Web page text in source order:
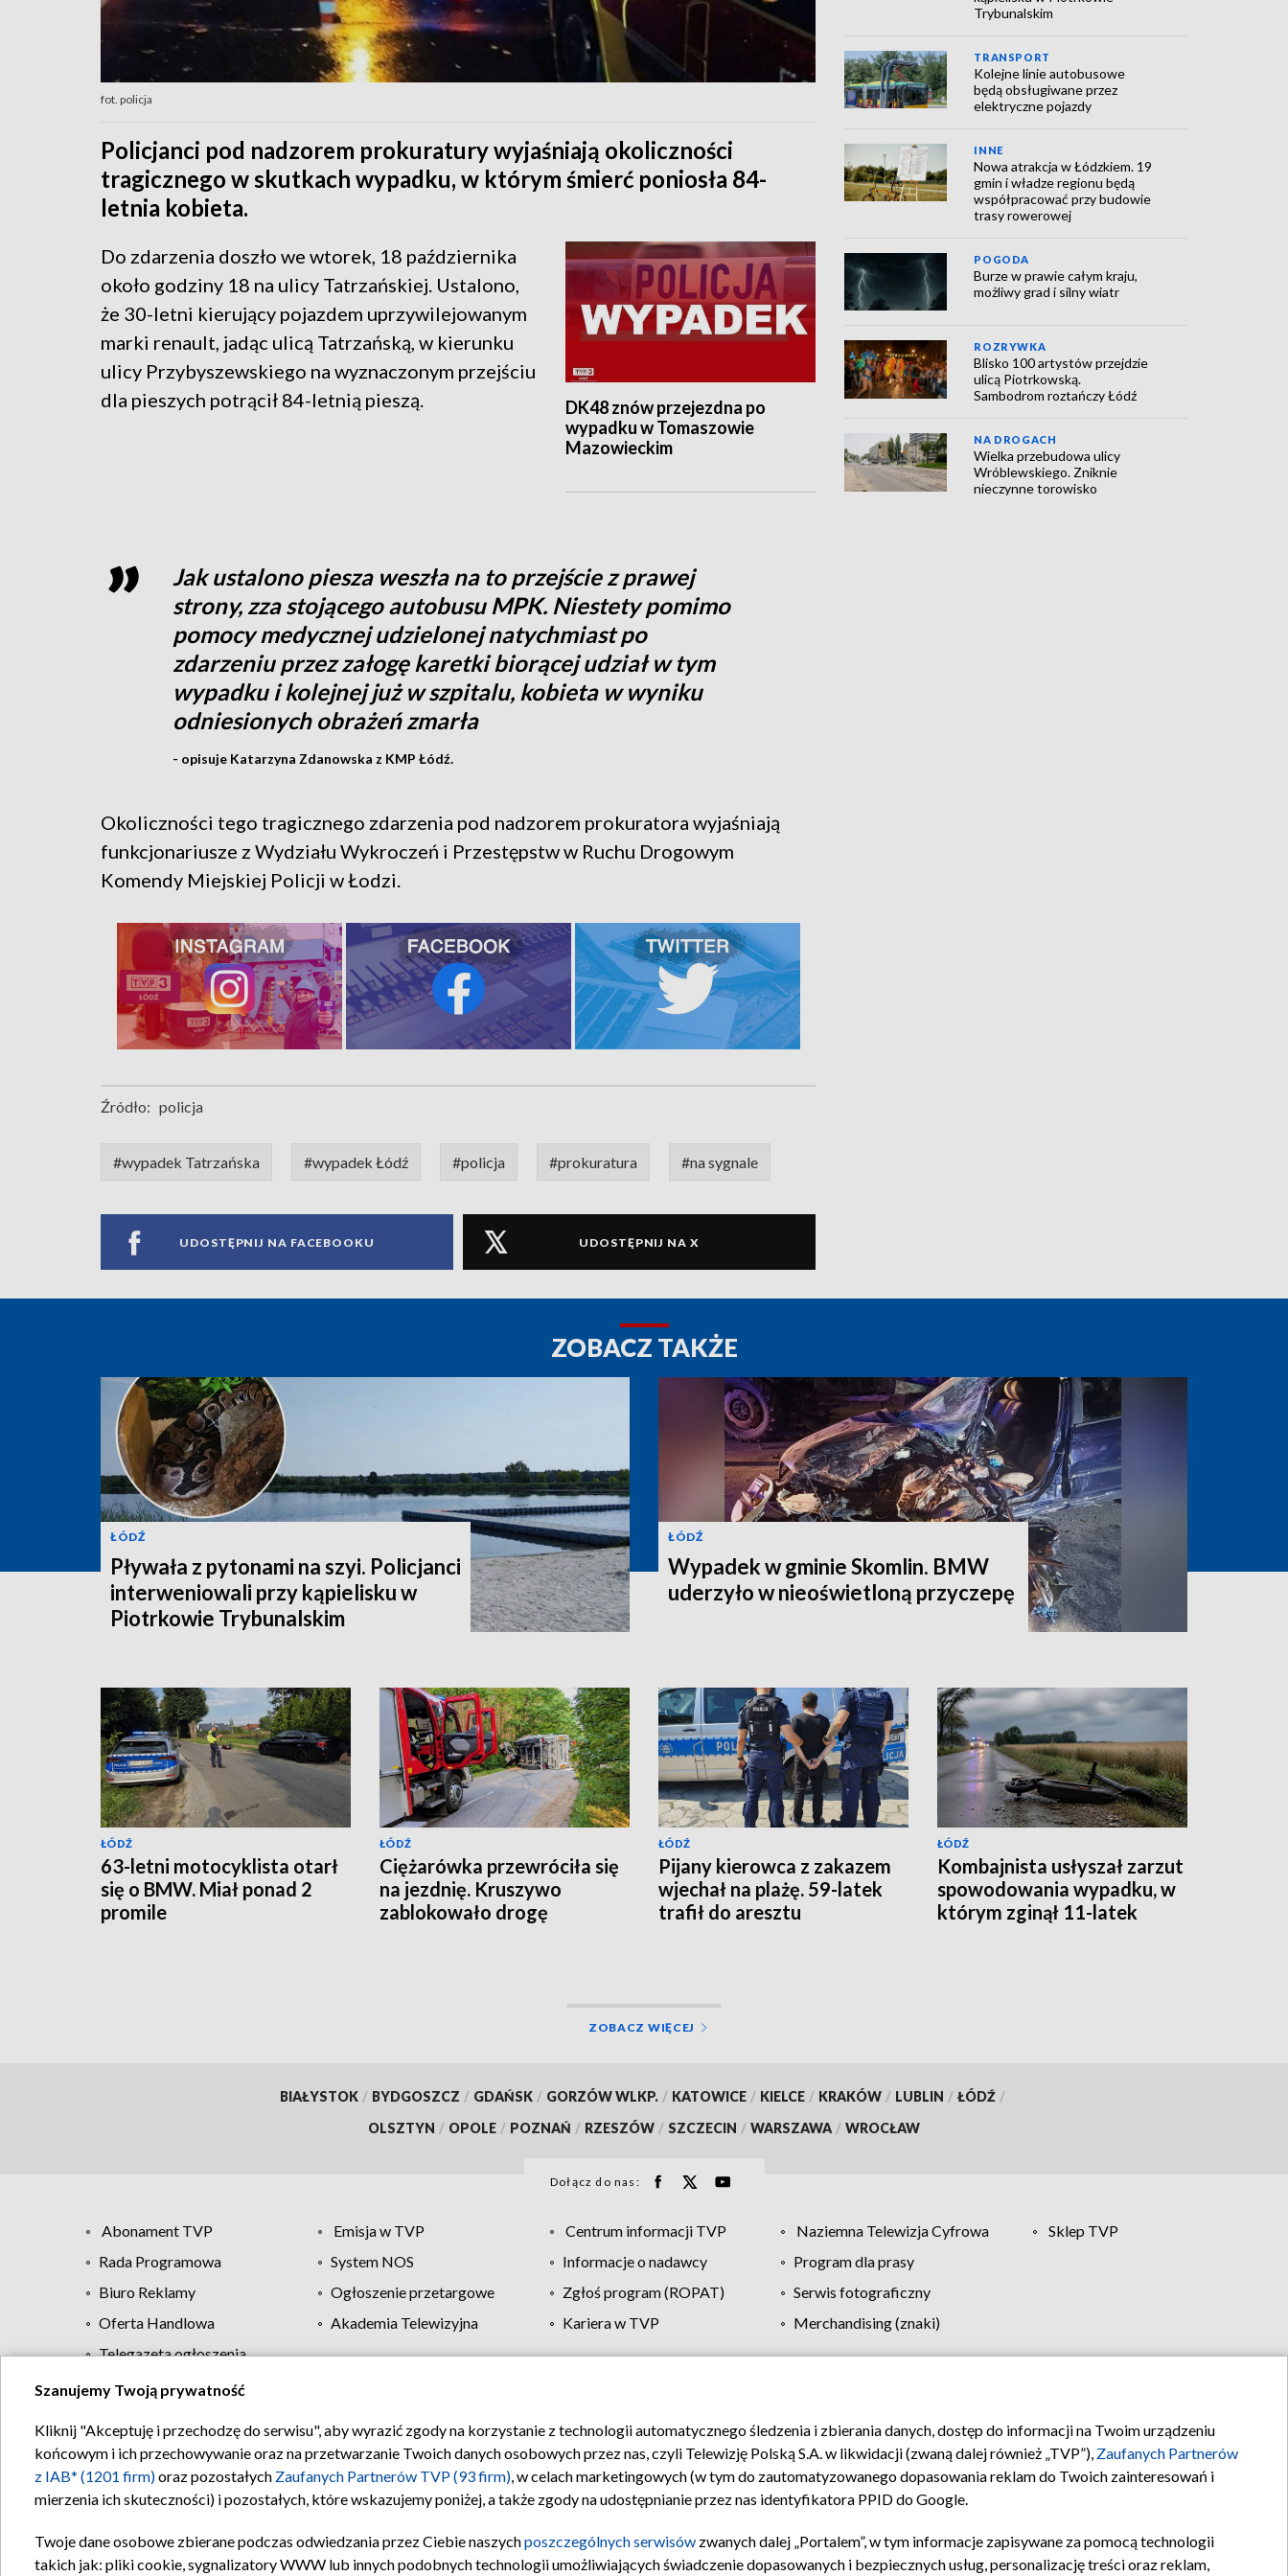
fot. policja
Policjanci pod nadzorem prokuratury wyjaśniają okoliczności
tragicznego w skutkach wypadku, w którym śmierć poniosła 84-
letnia kobieta.
DK48 znów przejezdna po
wypadku w Tomaszowie
Mazowieckim
Do zdarzenia doszło we wtorek, 18 października
około godziny 18 na ulicy Tatrzańskiej. Ustalono,
że 30-letni kierujący pojazdem uprzywilejowanym
marki renault, jadąc ulicą Tatrzańską, w kierunku
ulicy Przybyszewskiego na wyznaczonym przejściu
dla pieszych potrącił 84-letnią pieszą.
Jak ustalono piesza weszła na to przejście z prawej
strony, zza stojącego autobusu MPK. Niestety pomimo
pomocy medycznej udzielonej natychmiast po
zdarzeniu przez załogę karetki biorącej udział w tym
wypadku i kolejnej już w szpitalu, kobieta w wyniku
odniesionych obrażeń zmarła
- opisuje Katarzyna Zdanowska z KMP Łódź.
Okoliczności tego tragicznego zdarzenia pod nadzorem prokuratora wyjaśniają
funkcjonariusze z Wydziału Wykroczeń i Przestępstw w Ruchu Drogowym
Komendy Miejskiej Policji w Łodzi.
Źródło: policja
#wypadek Tatrzańska #wypadek Łódź #policja #prokuratura #na sygnale
UDOSTĘPNIJ NA FACEBOOKU UDOSTĘPNIJ NA X
Trybunalskim
TRANSPORT
Kolejne linie autobusowe
będą obsługiwane przez
elektryczne pojazdy
INNE
Nowa atrakcja w Łódzkiem. 19
gmin i władze regionu będą
współpracować przy budowie
trasy rowerowej
POGODA
Burze w prawie całym kraju,
możliwy grad i silny wiatr
ROZRYWKA
Blisko 100 artystów przejdzie
ulicą Piotrkowską.
Sambodrom roztańczy Łódź
NA DROGACH
Wielka przebudowa ulicy
Wróblewskiego. Zniknie
nieczynne torowisko
ZOBACZ TAKŻE
ŁÓDŹ
Pływała z pytonami na szyi. Policjanci
interweniowali przy kąpielisku w
Piotrkowie Trybunalskim
ŁÓDŹ
Wypadek w gminie Skomlin. BMW
uderzyło w nieoświetloną przyczepę
ŁÓDŹ
63-letni motocyklista otarł
się o BMW. Miał ponad 2
promile
ŁÓDŹ
Ciężarówka przewróciła się
na jezdnię. Kruszywo
zablokowało drogę
ŁÓDŹ
Pijany kierowca z zakazem
wjechał na plażę. 59-latek
trafił do aresztu
ŁÓDŹ
Kombajnista usłyszał zarzut
spowodowania wypadku, w
którym zginął 11-latek
ZOBACZ WIĘCEJ
BIAŁYSTOK / BYDGOSZCZ / GDAŃSK / GORZÓW WLKP. / KATOWICE / KIELCE / KRAKÓW / LUBLIN / ŁÓDŹ /
OLSZTYN / OPOLE / POZNAŃ / RZESZÓW / SZCZECIN / WARSZAWA / WROCŁAW
Dołącz do nas:
Abonament TVP Emisja w TVP Centrum informacji TVP Naziemna Telewizja Cyfrowa
Sklep TVP
Rada Programowa
System NOS Informacje o nadawcy
Program dla prasy
Biuro Reklamy
Ogłoszenie przetargowe Zgłoś program (ROPAT)
Serwis fotograficzny
Oferta Handlowa
Akademia Telewizyjna Kariera w TVP
Merchandising (znaki)
Telegazeta ogłoszenia
Regulamin TVP Polityka prywatności Moje zgody Pomoc Biuro reklamy Kontakt
Szanujemy Twoją prywatność
Kliknij "Akceptuję i przechodzę do serwisu", aby wyrazić zgody na korzystanie z technologii automatycznego śledzenia i zbierania danych, dostęp do informacji na Twoim urządzeniu
końcowym i ich przechowywanie oraz na przetwarzanie Twoich danych osobowych przez nas, czyli Telewizję Polską S.A. w likwidacji (zwaną dalej również „TVP”), Zaufanych Partnerów
z IAB* (1201 firm)oraz pozostałych Zaufanych Partnerów TVP (93 firm), w celach marketingowych (w tym do zautomatyzowanego dopasowania reklam do Twoich zainteresowań i
mierzenia ich skuteczności) i pozostałych, które wskazujemy poniżej, a także zgody na udostępnianie przez nas identyfikatora PPID do Google.
Twoje dane osobowe zbierane podczas odwiedzania przez Ciebie naszychposzczególnych serwisów zwanych dalej „Portalem”, w tym informacje zapisywane za pomocą technologii
takich jak: pliki cookie, sygnalizatory WWW lub innych podobnych technologii umożliwiających świadczenie dopasowanych i bezpiecznych usług, personalizację treści oraz reklam,